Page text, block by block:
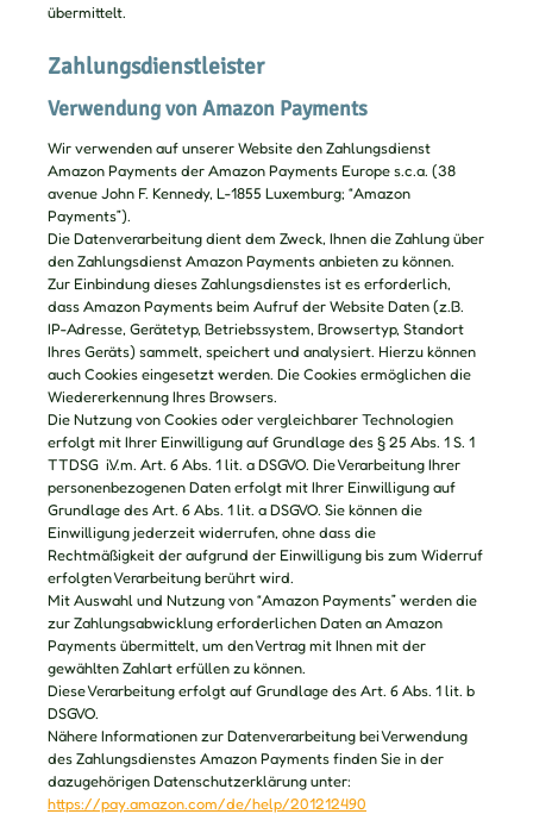
übermittelt.
Zahlungsdienstleister
Verwendung von Amazon Payments
Wir verwenden auf unserer Website den Zahlungsdienst
Amazon Payments der Amazon Payments Europe s.c.a. (38
avenue John F. Kennedy, L-1855 Luxemburg; “Amazon
Payments”).
Die Datenverarbeitung dient dem Zweck, Ihnen die Zahlung über
den Zahlungsdienst Amazon Payments anbieten zu können.
Zur Einbindung dieses Zahlungsdienstes ist es erforderlich,
dass Amazon Payments beim Aufruf der Website Daten (z.B.
IP-Adresse, Gerätetyp, Betriebssystem, Browsertyp, Standort
Ihres Geräts) sammelt, speichert und analysiert. Hierzu können
auch Cookies eingesetzt werden. Die Cookies ermöglichen die
Wiedererkennung Ihres Browsers.
Die Nutzung von Cookies oder vergleichbarer Technologien
erfolgt mit Ihrer Einwilligung auf Grundlage des § 25 Abs. 1 S. 1
TTDSG i.V.m. Art. 6 Abs. 1 lit. a DSGVO. Die Verarbeitung Ihrer
personenbezogenen Daten erfolgt mit Ihrer Einwilligung auf
Grundlage des Art. 6 Abs. 1 lit. a DSGVO. Sie können die
Einwilligung jederzeit widerrufen, ohne dass die
Rechtmäßigkeit der aufgrund der Einwilligung bis zum Widerruf
erfolgten Verarbeitung berührt wird.
Mit Auswahl und Nutzung von “Amazon Payments” werden die
zur Zahlungsabwicklung erforderlichen Daten an Amazon
Payments übermittelt, um den Vertrag mit Ihnen mit der
gewählten Zahlart erfüllen zu können.
Diese Verarbeitung erfolgt auf Grundlage des Art. 6 Abs. 1 lit. b
DSGVO.
Nähere Informationen zur Datenverarbeitung bei Verwendung
des Zahlungsdienstes Amazon Payments finden Sie in der
dazugehörigen Datenschutzerklärung unter:
https://pay.amazon.com/de/help/201212490